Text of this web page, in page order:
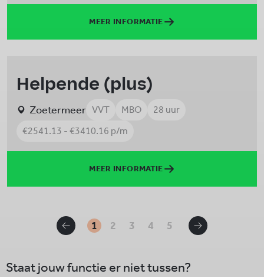
MEER INFORMATIE
Helpende (plus)
Zoetermeer VVT MBO
28 uur
€2541.13 - €3410.16 p/m
MEER INFORMATIE
1 2 3 4 5
Staat jouw functie er niet tussen?